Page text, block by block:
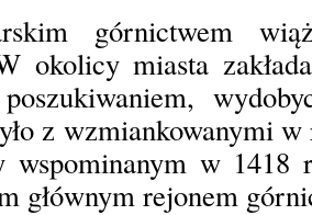
górnictwem
okolicy miasta
z wzmiankowanymi
w 1418
głównym rejonem